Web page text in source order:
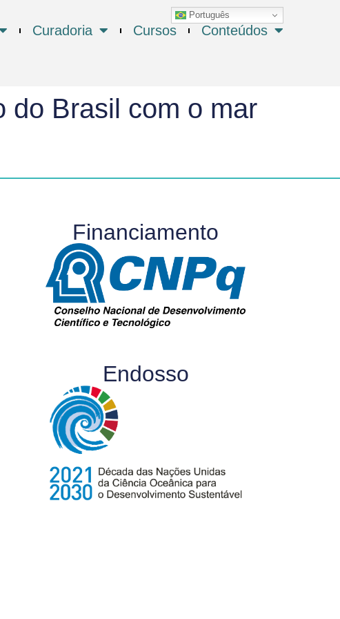
Português
Curadoria Cursos Conteúdos
do Brasil com o mar
Financiamento
Endosso